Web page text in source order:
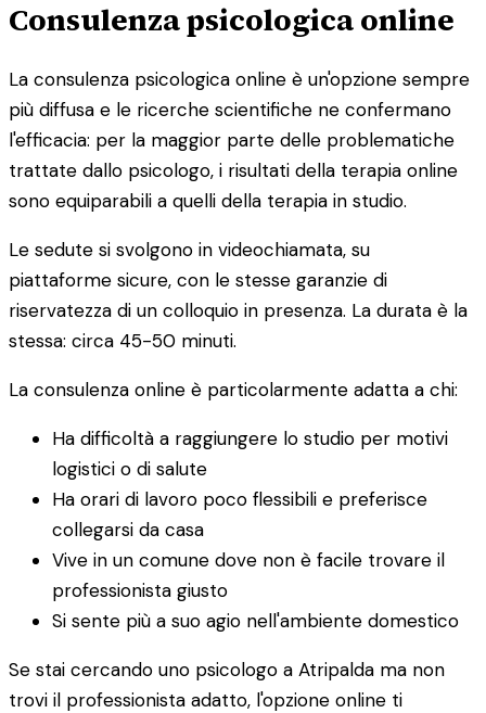
Consulenza psicologica online
La consulenza psicologica online è un'opzione sempre
più diffusa e le ricerche scientifiche ne confermano
l'efficacia: per la maggior parte delle problematiche
trattate dallo psicologo, i risultati della terapia online
sono equiparabili a quelli della terapia in studio.
Le sedute si svolgono in videochiamata, su
piattaforme sicure, con le stesse garanzie di
riservatezza di un colloquio in presenza. La durata è la
stessa: circa 45-50 minuti.
La consulenza online è particolarmente adatta a chi:
Ha difficoltà a raggiungere lo studio per motivi
logistici o di salute
Ha orari di lavoro poco flessibili e preferisce
collegarsi da casa
Vive in un comune dove non è facile trovare il
professionista giusto
Si sente più a suo agio nell'ambiente domestico
Se stai cercando uno psicologo a Atripalda ma non
trovi il professionista adatto, l'opzione online ti